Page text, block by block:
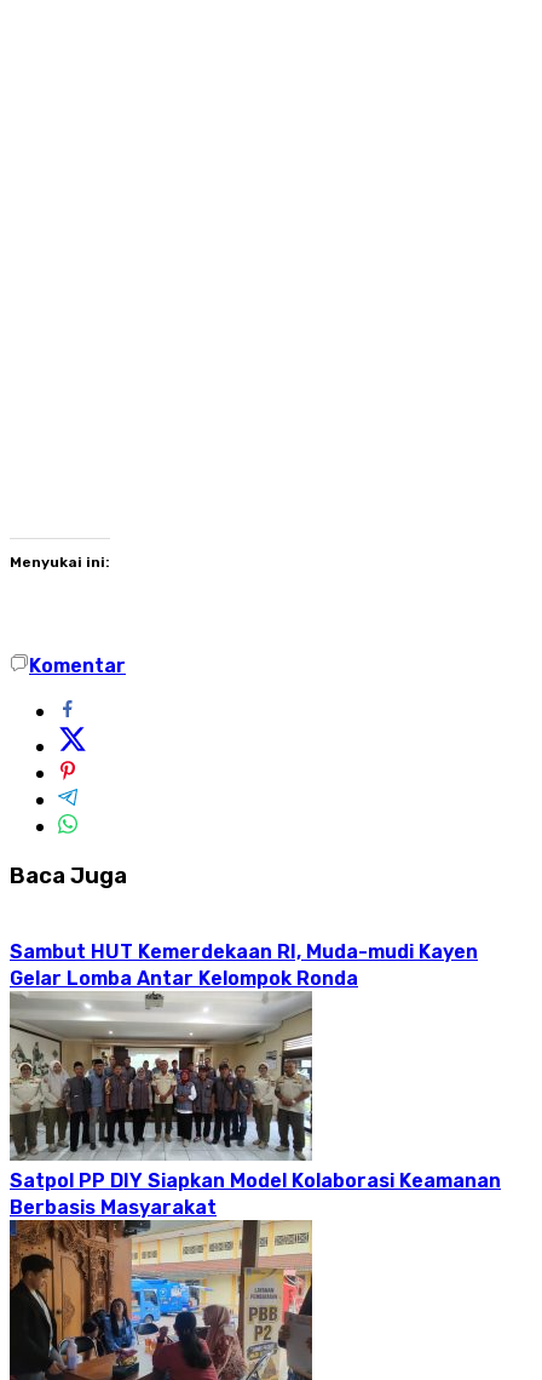
Menyukai ini:
Komentar
Baca Juga
Sambut HUT Kemerdekaan RI, Muda-mudi Kayen
Gelar Lomba Antar Kelompok Ronda
Satpol PP DIY Siapkan Model Kolaborasi Keamanan
Berbasis Masyarakat